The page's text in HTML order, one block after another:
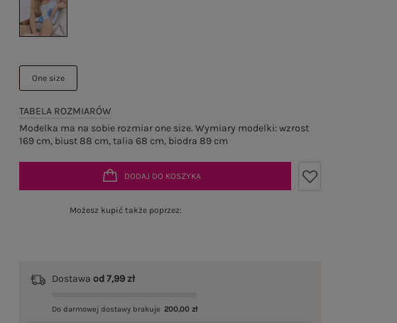
One size
TABELA ROZMIARÓW
Modelka ma na sobie rozmiar one size. Wymiary modelki: wzrost
169 cm, biust 88 cm, talia 68 cm, biodra 89 cm
DODAJ DO KOSZYKA
Możesz kupić także poprzez:
Dostawaod 7,99 zł
Do darmowej dostawy brakuje 200,00 zł